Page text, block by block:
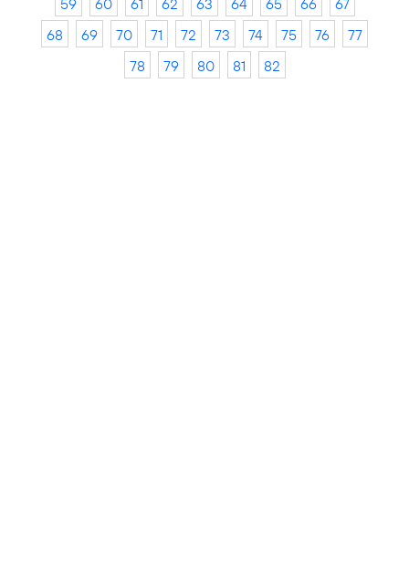
59
60 61 62 63 64 65 66
67
68
69 70 71 72 73 74 75 76
77
78
79 80 81 82